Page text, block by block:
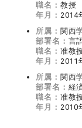
職名： 教授
年月： 2014
所属： 関西
部署名： 言
職名： 准教
年月： 2011
所属： 関西
部署名： 経
職名： 准教
年月： 2010